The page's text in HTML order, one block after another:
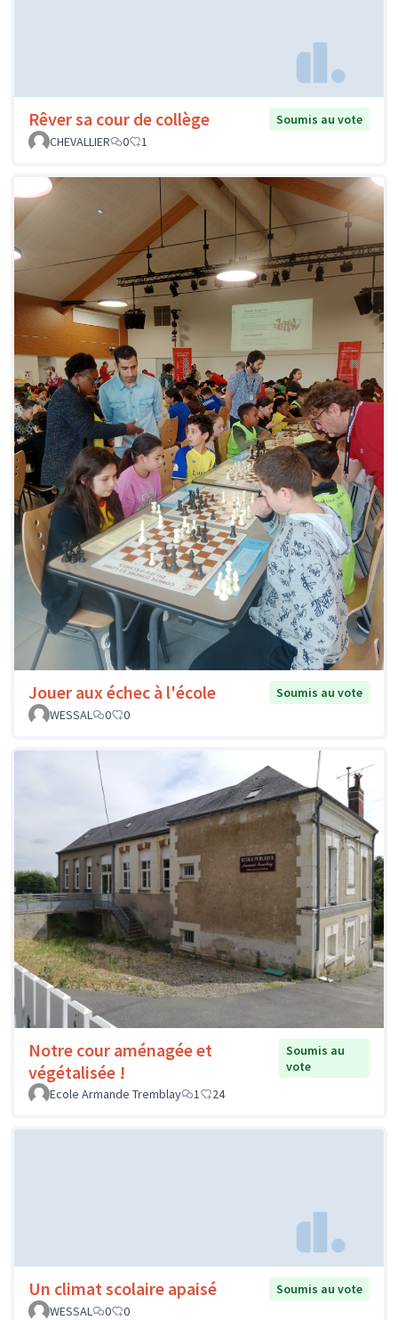
Rêver sa cour de collège
Soumis au vote
CHEVALLIER
0 1
Jouer aux échec à l'école
Soumis au vote
WESSAL
0 0
Notre cour aménagée et
végétalisée !
Soumis au
vote
Ecole Armande Tremblay
1 24
Un climat scolaire apaisé
Soumis au vote
WESSAL
0 0